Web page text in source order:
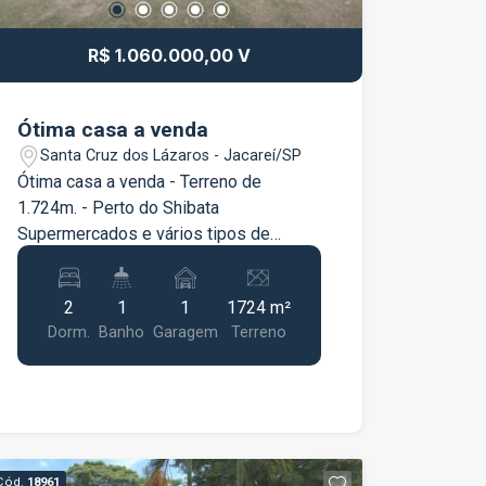
R$ 1.060.000,00 V
Ótima casa a venda
Santa Cruz dos Lázaros - Jacareí/SP
Ótima casa a venda - Terreno de
1.724m. - Perto do Shibata
Supermercados e vários tipos de
comércio.
2
Dorm.
1
Banho
1
Garagem
1724 m²
Terreno
18961